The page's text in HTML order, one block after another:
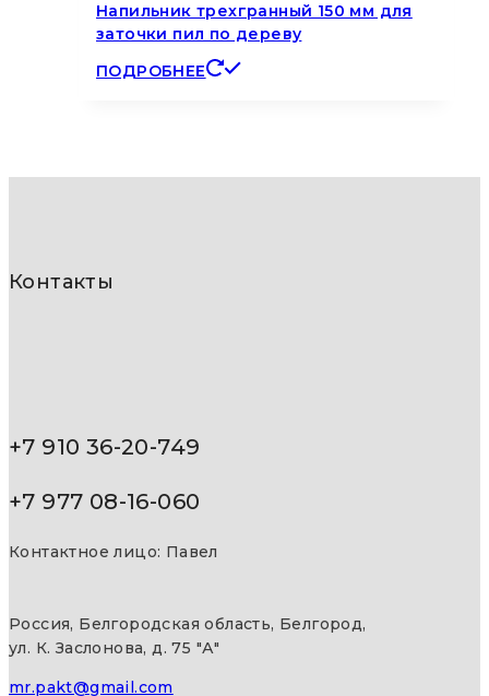
Напильник трехгранный 150 мм для
заточки пил по дереву
ПОДРОБНЕЕ
Контакты
+7 910 36-20-749
+7 977 08-16-060
Контактное лицо: Павел
Россия, Белгородская область, Белгород,
ул. К. Заслонова, д. 75 "А"
mr.pakt@gmail.com